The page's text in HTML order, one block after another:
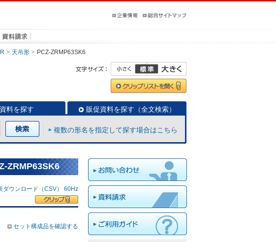
天吊形 PCZ-ZRMP63SK6
料を探す 販促資料を探す（全文検索）
複数の形名を指定して探す場合はこちら
ZRMP63SK6
ダウンロード（CSV） 60Hz
セット構成品を確認する